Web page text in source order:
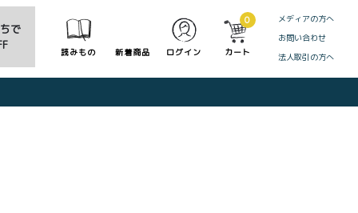
で
読みもの 新着商品 ログイン
0
カート
メディアの方へ
お問い合わせ
法人取引の方へ
CLOSE